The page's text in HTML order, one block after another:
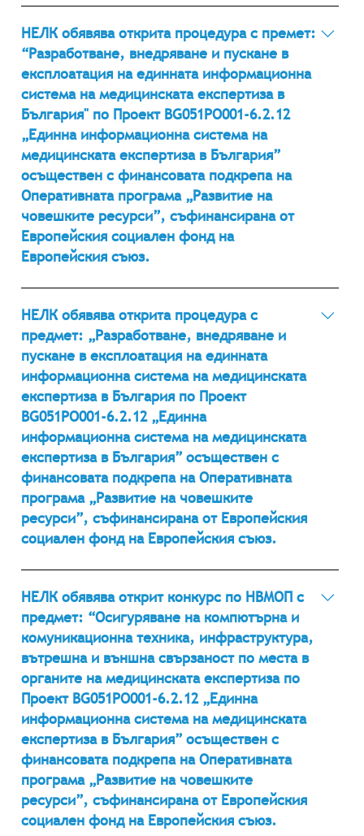
30.08.2012 г. Номер в Регистъра на обществените
поръчки на Агенцията за обществени поръчки
(АОП) 02755-2012-0004 ЛИНК в АОП
НЕЛК обявява открита процедура с премет:
“Разработване, внедряване и пускане в
експлоатация на единната информационна
система на медицинската експертиза в
България" по Проект BG051PO001-6.2.12
„Единна информационна система на
медицинската експертиза в България”
осъществен с финансовата подкрепа на
Оперативната програма „Развитие на
човешките ресурси”, съфинансирана от
Европейския социален фонд на
Европейския съюз.
13.08.2012 г. Разработване, внедряване и пускане в
експлоатация на информационни системи в
Националната експертна лекарска комисия (НЕЛК),
Регионалните картотеки за медицински експертиза
(РКМЕ) и Териториалните експертни лекарски
комисии (ТЕЛК), като по този начин ще бъде
изградена интегрирана информационна система на
медицинската експертиза в България и
централизиран регистър на гражданите, преминали
през системата на медицинската експертиза, който
чрез контролиран достъп да предоставя
информация на всички заинтересовани страни –
институции и граждани. Номер в Регистъра на
обществените поръчки на Агенцията за обществени
поръчки (АОП) 02755-2012-0003 ЛИНК в АОП
НЕЛК обявява открита процедура с
предмет: „Разработване, внедряване и
пускане в експлоатация на единната
информационна система на медицинската
експертиза в България по Проект
BG051PO001-6.2.12 „Единна
информационна система на медицинската
експертиза в България” осъществен с
финансовата подкрепа на Оперативната
програма „Развитие на човешките
ресурси”, съфинансирана от Европейския
социален фонд на Европейския съюз.
02.04.2012 г. Номер в Регистъра на обществените
поръчки на Агенцията за обществени поръчки
(АОП) 02755-2012-0002 ЛИНК в АОП
НЕЛК обявява открит конкурс по НВМОП с
предмет: “Осигуряване на компютърна и
комуникационна техника, инфраструктура,
вътрешна и външна свързаност по места в
органите на медицинската експертиза по
Проект BG051PO001-6.2.12 „Единна
информационна система на медицинската
експертиза в България” осъществен с
финансовата подкрепа на Оперативната
програма „Развитие на човешките
ресурси”, съфинансирана от Европейския
социален фонд на Европейския съюз.